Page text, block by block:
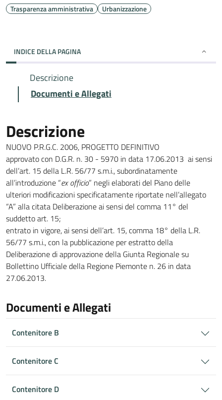
Trasparenza amministrativa Urbanizzazione
INDICE DELLA PAGINA
Descrizione
Documenti e Allegati
Descrizione
NUOVO P.R.G.C. 2006, PROGETTO DEFINITIVO
approvato con D.G.R. n. 30 - 5970 in data 17.06.2013 ai sensi
dell’art. 15 della L.R. 56/77 s.m.i., subordinatamente
all’introduzione “ex officio” negli elaborati del Piano delle
ulteriori modificazioni specificatamente riportate nell’allegato
“A” alla citata Deliberazione ai sensi del comma 11° del
suddetto art. 15;
entrato in vigore, ai sensi dell’art. 15, comma 18° della L.R.
56/77 s.m.i., con la pubblicazione per estratto della
Deliberazione di approvazione della Giunta Regionale su
Bollettino Ufficiale della Regione Piemonte n. 26 in data
27.06.2013.
Documenti e Allegati
Contenitore B
Contenitore C
Contenitore D